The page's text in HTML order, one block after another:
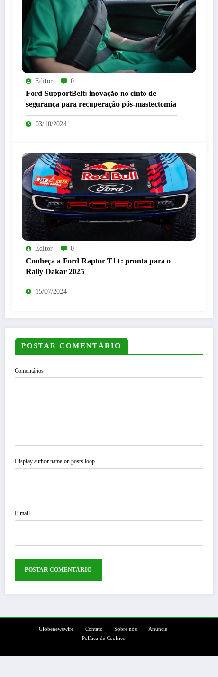
Editor 0
Ford SupportBelt: inovação no cinto de
segurança para recuperação pós-mastectomia
03/10/2024
Editor 0
Conheça a Ford Raptor T1+: pronta para o
Rally Dakar 2025
15/07/2024
POSTAR COMENTÁRIO
Comentários
Display author name on posts loop
E-mail
Globenewswire Contato Sobre nós
Anuncie
Política de Cookies